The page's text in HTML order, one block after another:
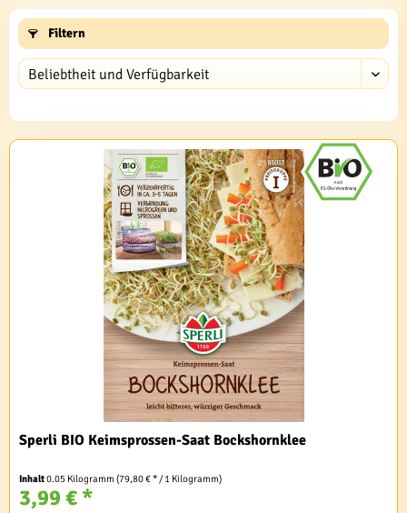
Filtern
Sperli BIO Keimsprossen-Saat Bockshornklee
Inhalt0.05 Kilogramm(79,80 € * / 1 Kilogramm)
3,99 € *